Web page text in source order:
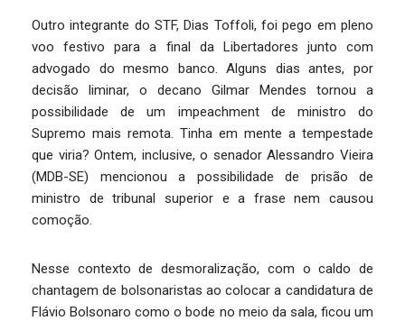
Outro integrante do STF, Dias Toffoli, foi pego em pleno
voo festivo para a final da Libertadores junto com
advogado do mesmo banco. Alguns dias antes, por
decisão liminar, o decano Gilmar Mendes tornou a
possibilidade de um impeachment de ministro do
Supremo mais remota. Tinha em mente a tempestade
que viria? Ontem, inclusive, o senador Alessandro Vieira
(MDB-SE) mencionou a possibilidade de prisão de
ministro de tribunal superior e a frase nem causou
comoção.
Nesse contexto de desmoralização, com o caldo de
chantagem de bolsonaristas ao colocar a candidatura de
Flávio Bolsonaro como o bode no meio da sala, ficou um